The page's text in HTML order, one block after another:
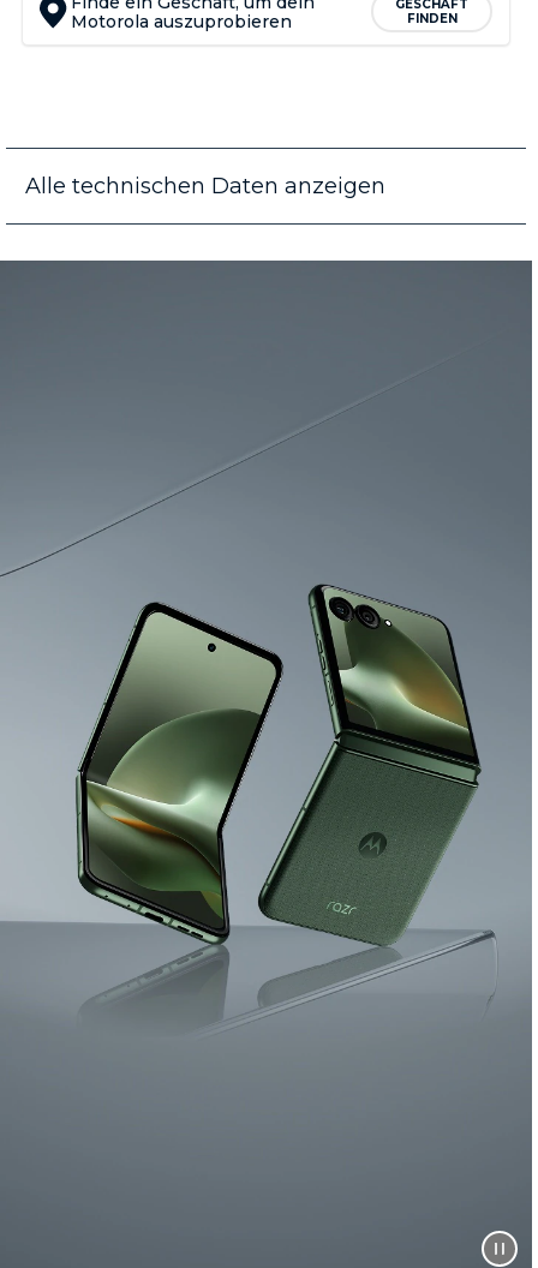
Motorola auszuprobieren
GESCHÄFT
FINDEN
Alle technischen Daten anzeigen